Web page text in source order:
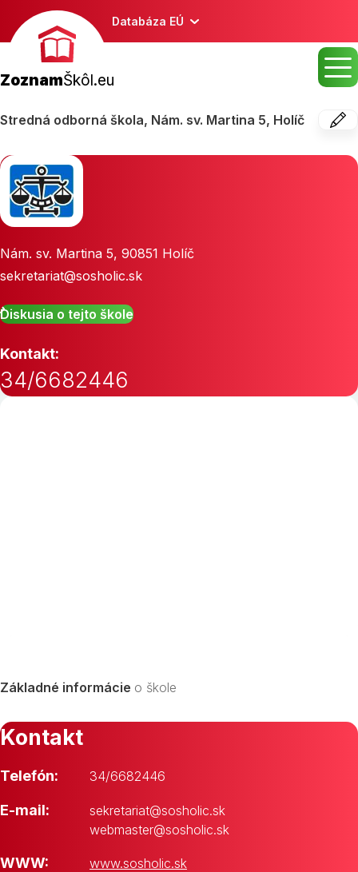
Databáza EÚ
ZoznamŠkôl.eu
Stredná odborná škola, Nám. sv. Martina 5, Holíč
Nám. sv. Martina 5, 90851 Holíč
sekretariat@sosholic.sk
Diskusia o tejto škole
Kontakt:
34/6682446
Základné informácie o škole
Kontakt
Telefón: 34/6682446
E-mail:
sekretariat@sosholic.sk
webmaster@sosholic.sk
WWW: www.sosholic.sk